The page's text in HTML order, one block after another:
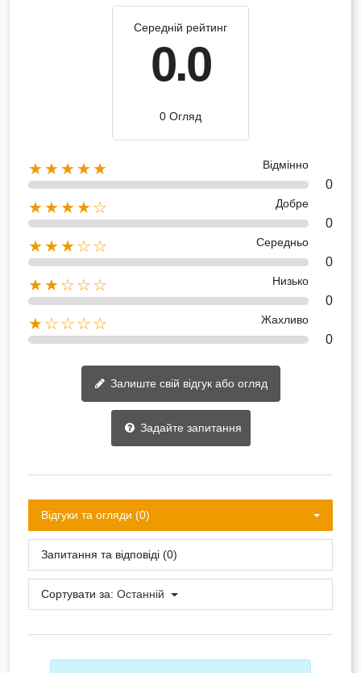
Середній рейтинг
0.0
0 Огляд
★★★★★ Відмінно
0
★★★★☆ Добре
0
★★★☆☆ Середньо
0
★★☆☆☆ Низько
0
★☆☆☆☆ Жахливо
0
Залиште свій відгук або огляд
Задайте запитання
Відгуки та огляди (0)
Запитання та відповіді (0)
Сортувати за: Останній